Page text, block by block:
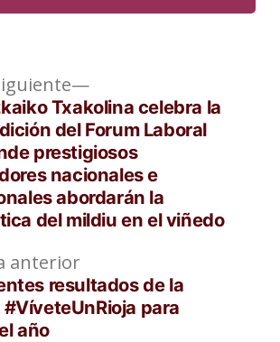
anteriorEntrada
anterior:
resultados de la
para
año
Entrada
siguiente:
Txakolina celebra la
del Forum Laboral
prestigiosos
nacionales e
abordarán la
del mildiu en el viñedo